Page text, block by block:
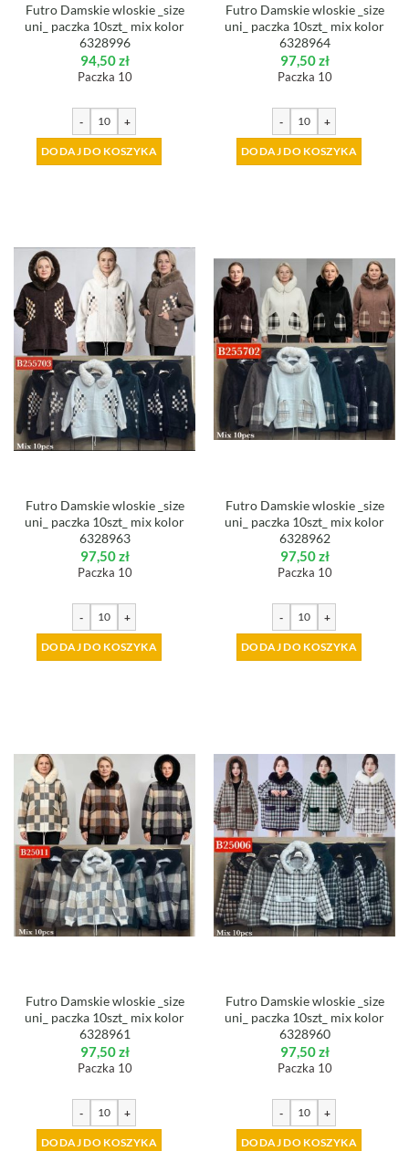
Futro Damskie wloskie _size
uni_ paczka 10szt_ mix kolor
6328996
94,50zł
Paczka 10
- +
DODAJ DO KOSZYKA
Futro Damskie wloskie _size
uni_ paczka 10szt_ mix kolor
6328964
97,50zł
Paczka 10
- +
DODAJ DO KOSZYKA
Futro Damskie wloskie _size
uni_ paczka 10szt_ mix kolor
6328963
97,50zł
Paczka 10
- +
DODAJ DO KOSZYKA
Futro Damskie wloskie _size
uni_ paczka 10szt_ mix kolor
6328962
97,50zł
Paczka 10
- +
DODAJ DO KOSZYKA
Futro Damskie wloskie _size
uni_ paczka 10szt_ mix kolor
6328961
97,50zł
Paczka 10
- +
DODAJ DO KOSZYKA
Futro Damskie wloskie _size
uni_ paczka 10szt_ mix kolor
6328960
97,50zł
Paczka 10
- +
DODAJ DO KOSZYKA